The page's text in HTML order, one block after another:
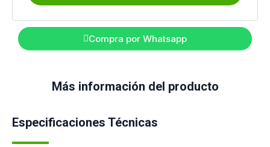
Compra por Whatsapp
Más información del producto
Especificaciones Técnicas